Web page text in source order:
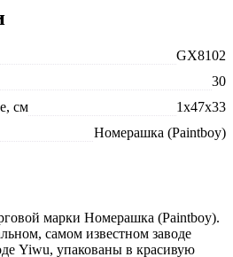
GX8102
30
см
1x47x33
Номерашка (Paintboy)
марки Номерашка (Paintboy).
самом известном заводе
Yiwu, упакованы в красивую